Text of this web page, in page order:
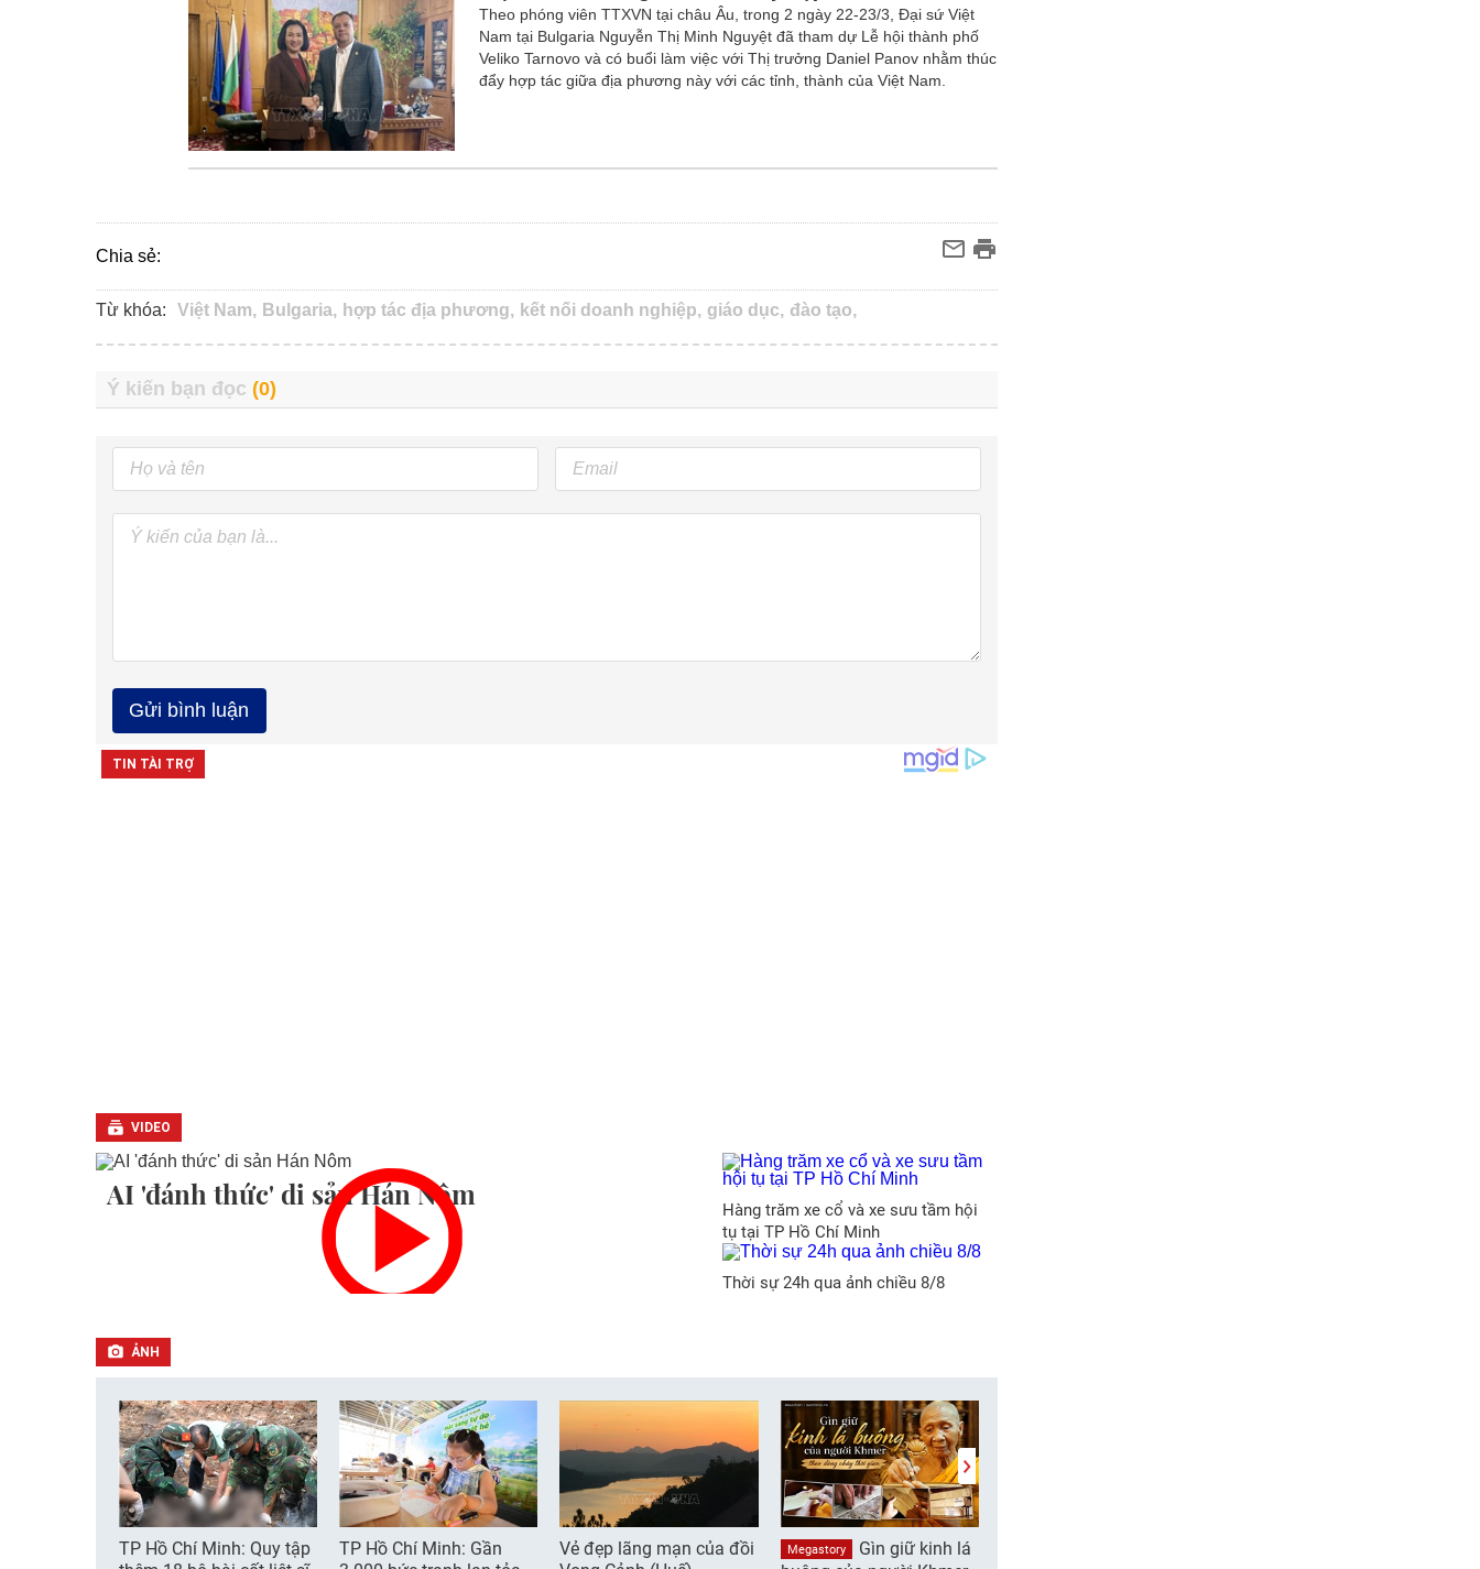
Theo phóng viên TTXVN tại châu Âu, trong 2 ngày 22-23/3, Đại sứ Việt
Nam tại Bulgaria Nguyễn Thị Minh Nguyệt đã tham dự Lễ hội thành phố
Veliko Tarnovo và có buổi làm việc với Thị trưởng Daniel Panov nhằm thúc
đẩy hợp tác giữa địa phương này với các tỉnh, thành của Việt Nam.
Chia sẻ:
Từ khóa: Việt Nam, Bulgaria, hợp tác địa phương, kết nối doanh nghiệp, giáo dục, đào tạo,
VIDEO
AI 'đánh thức' di sản Hán Nôm
Hàng trăm xe cổ và xe sưu tầm hội
tụ tại TP Hồ Chí Minh
Thời sự 24h qua ảnh chiều 8/8
ẢNH
TP Hồ Chí Minh: Quy tập
TP Hồ Chí Minh: Gần
Vẻ đẹp lãng mạn của đồi
Megastory
Gìn giữ kinh lá